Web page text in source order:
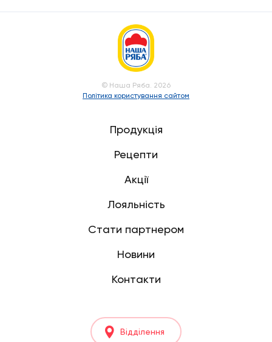
© Наша Ряба. 2026
Політика користування сайтом
Продукція
Рецепти
Акції
Лояльність
Стати партнером
Новини
Контакти
Відділення